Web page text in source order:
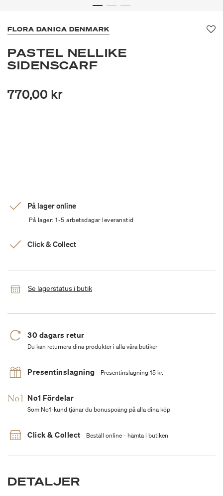
FLORA DANICA DENMARK
PASTEL NELLIKE
SIDENSCARF
770,00 kr
På lager online
På lager: 1-5 arbetsdagar leveranstid
Click & Collect
Se lagerstatus i butik
30 dagars retur
Du kan returnera dina produkter i alla våra butiker
Presentinslagning Presentinslagning 15 kr.
No1 Fördelar
Som No1-kund tjänar du bonuspoäng på alla dina köp
Click & Collect Beställ online - hämta i butiken
DETALJER